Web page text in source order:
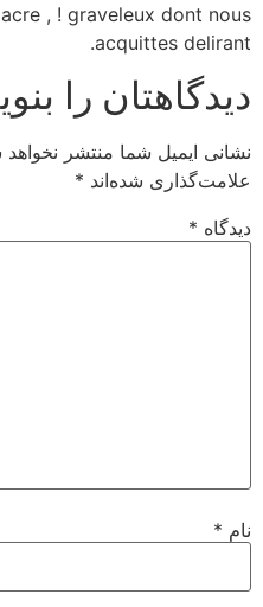
, ! graveleux dont nous
acquittes delirant.
دیدگاهتان را
نشانی ایمیل شما منتشر
علامت‌گذاری شده‌اند *
دیدگاه *
نام *